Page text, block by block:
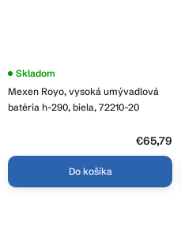
Mexen Royo, vysoká umývadlová
batéria h-290, biela, 72210-20
Priemerné
produktu
je
Skladom
€65,79
Do košíka